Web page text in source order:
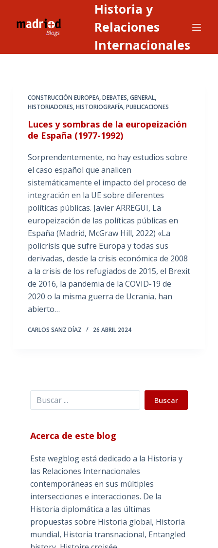
Historia y
Relaciones
Internacionales
CONSTRUCCIÓN EUROPEA,DEBATES,GENERAL,
HISTORIADORES,HISTORIOGRAFÍA,PUBLICACIONES
Luces y sombras de la europeización
de España (1977-1992)
Sorprendentemente, no hay estudios sobre
el caso español que analicen
sistemáticamente el impacto del proceso de
integración en la UE sobre diferentes
políticas públicas. Javier ARREGUI, La
europeización de las políticas públicas en
España (Madrid, McGraw Hill, 2022) «La
policrisis que sufre Europa y todas sus
derivadas, desde la crisis económica de 2008
a la crisis de los refugiados de 2015, el Brexit
de 2016, la pandemia de la COVID-19 de
2020 o la misma guerra de Ucrania, han
abierto…
CARLOS SANZ DÍAZ 26 ABRIL 2024
Buscar Buscar
Acerca de este blog
Este wegblog está dedicado a la Historia y
las Relaciones Internacionales
contemporáneas en sus múltiples
intersecciones e interacciones. De la
Historia diplomática a las últimas
propuestas sobre Historia global, Historia
mundial, Historia transnacional, Entangled